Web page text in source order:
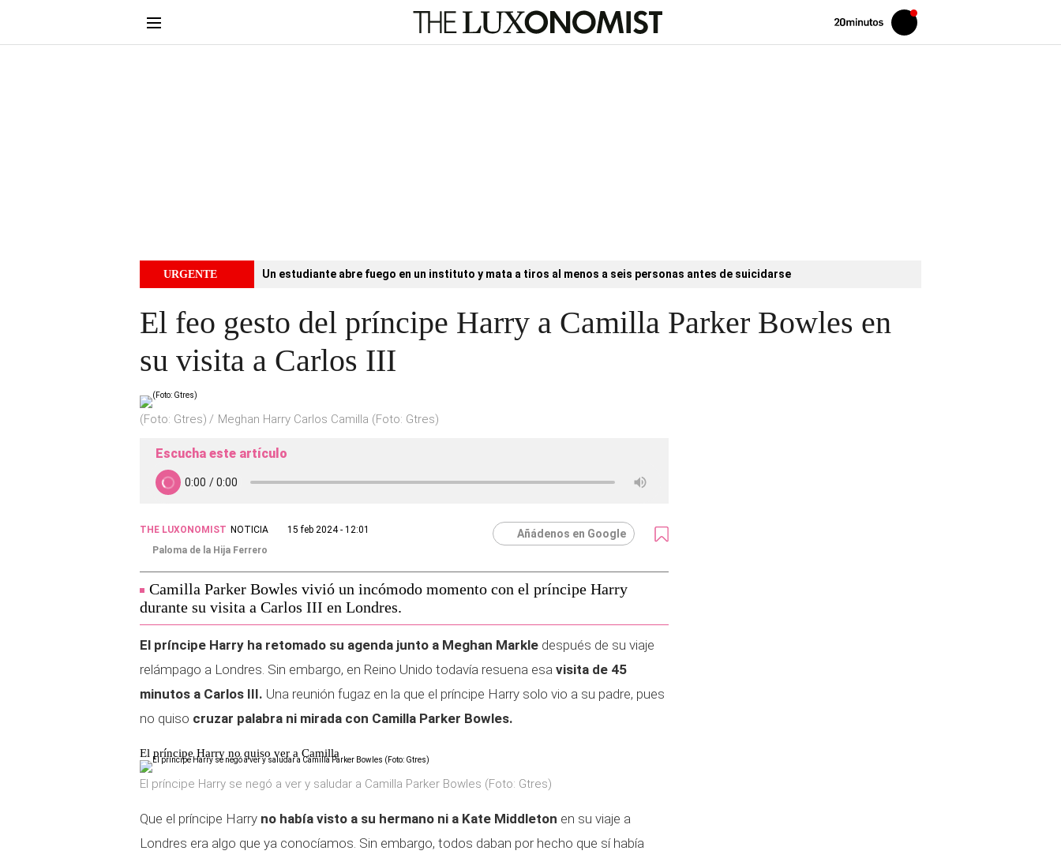
Volver
Iniciar
sesión
URGENTE Un estudiante abre fuego en un instituto y mata a tiros al menos a seis personas antes de suicidarse
El feo gesto del príncipe Harry a Camilla Parker Bowles en
su visita a Carlos III
(Foto: Gtres) Meghan Harry Carlos Camilla (Foto: Gtres)
Escucha este artículo
THE LUXONOMIST NOTICIA
15 feb 2024 - 12:01
Paloma de la Hija Ferrero
Añádenos en Google
Camilla Parker Bowles vivió un incómodo momento con el príncipe Harry
durante su visita a Carlos III en Londres.
El príncipe Harry ha retomado su agenda junto a Meghan Markle después de su viaje
relámpago a Londres. Sin embargo, en Reino Unido todavía resuena esa visita de 45
minutos a Carlos III. Una reunión fugaz en la que el príncipe Harry solo vio a su padre, pues
no quiso cruzar palabra ni mirada con Camilla Parker Bowles.
El príncipe Harry no quiso ver a Camilla
El príncipe Harry se negó a ver y saludar a Camilla Parker Bowles (Foto: Gtres)
Que el príncipe Harry no había visto a su hermano ni a Kate Middleton en su viaje a
Londres era algo que ya conocíamos. Sin embargo, todos daban por hecho que sí había